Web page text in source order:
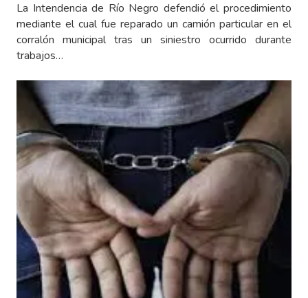
La Intendencia de Río Negro defendió el procedimiento
mediante el cual fue reparado un camión particular en el
corralón municipal tras un siniestro ocurrido durante
trabajos…